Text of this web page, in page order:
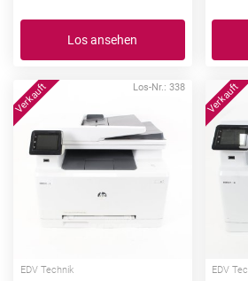
Los ansehen
Los-Nr.: 338
EDV Technik EDV